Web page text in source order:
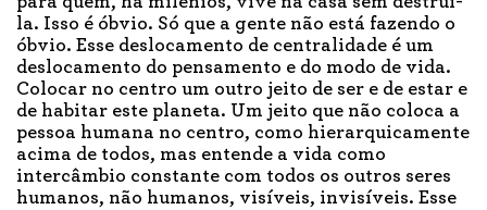
la. Isso é óbvio. Só que a gente não está fazendo o
óbvio. Esse deslocamento de centralidade é um
deslocamento do pensamento e do modo de vida.
Colocar no centro um outro jeito de ser e de estar e
de habitar este planeta. Um jeito que não coloca a
pessoa humana no centro, como hierarquicamente
acima de todos, mas entende a vida como
intercâmbio constante com todos os outros seres
humanos, não humanos, visíveis, invisíveis. Esse